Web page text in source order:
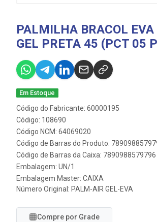
PALMILHA BRACOL EVA
GEL PRETA 45 (PCT 05
Em Estoque
Código do Fabricante: 60000195
Código: 108690
Código NCM: 64069020
Código de Barras do Produto:
Código de Barras da Caixa: 7890988579796
Embalagem: UN/1
Embalagem Master: CAIXA
Número Original: PALM-AIR GEL-EVA
Compre por Grade